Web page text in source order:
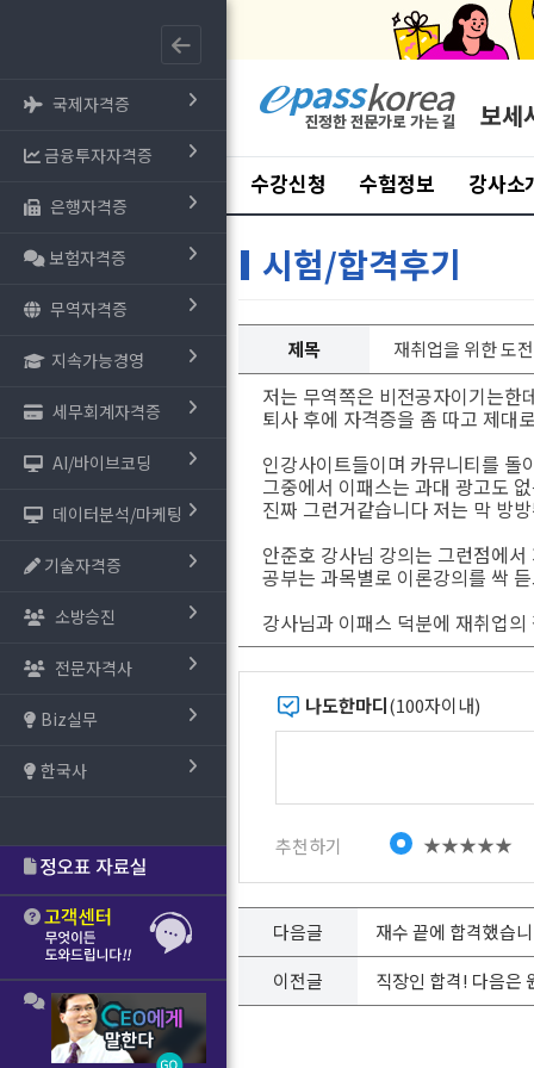
국제자격증
금융투자자격증
은행자격증
보험자격증
무역자격증
지속가능경영
세무회계자격증
AI/바이브코딩
데이터분석/마케팅
기술자격증
소방승진
전문자격사
Biz실무
한국사
보세
수강신청 수험정보 강사소
시험/합격후기
제목 재취업을 위한 도
저는 무역쪽은 비전공자이기는
퇴사 후에 자격증을 좀 따고 제대
인강사이트들이며 카뮤니티를
그중에서 이패스는 과대 광고도
진짜 그런거같습니다 저는 막 방
안준호 강사님 강의는 그런점에
공부는 과목별로 이론강의를 싹
강사님과 이패스 덕분에 재취업
나도한마디(100자이내)
추천하기 ★★★★★
다음글
재수 끝에 합격했습
이전글
직장인 합격! 다음은